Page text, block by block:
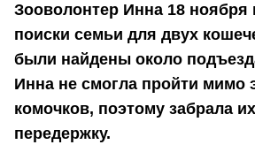
Зооволонтер Инна 18 ноября
поиски семьи для двух
были найдены около
Инна не смогла пройти мимо
комочков, поэтому забрала
передержку.